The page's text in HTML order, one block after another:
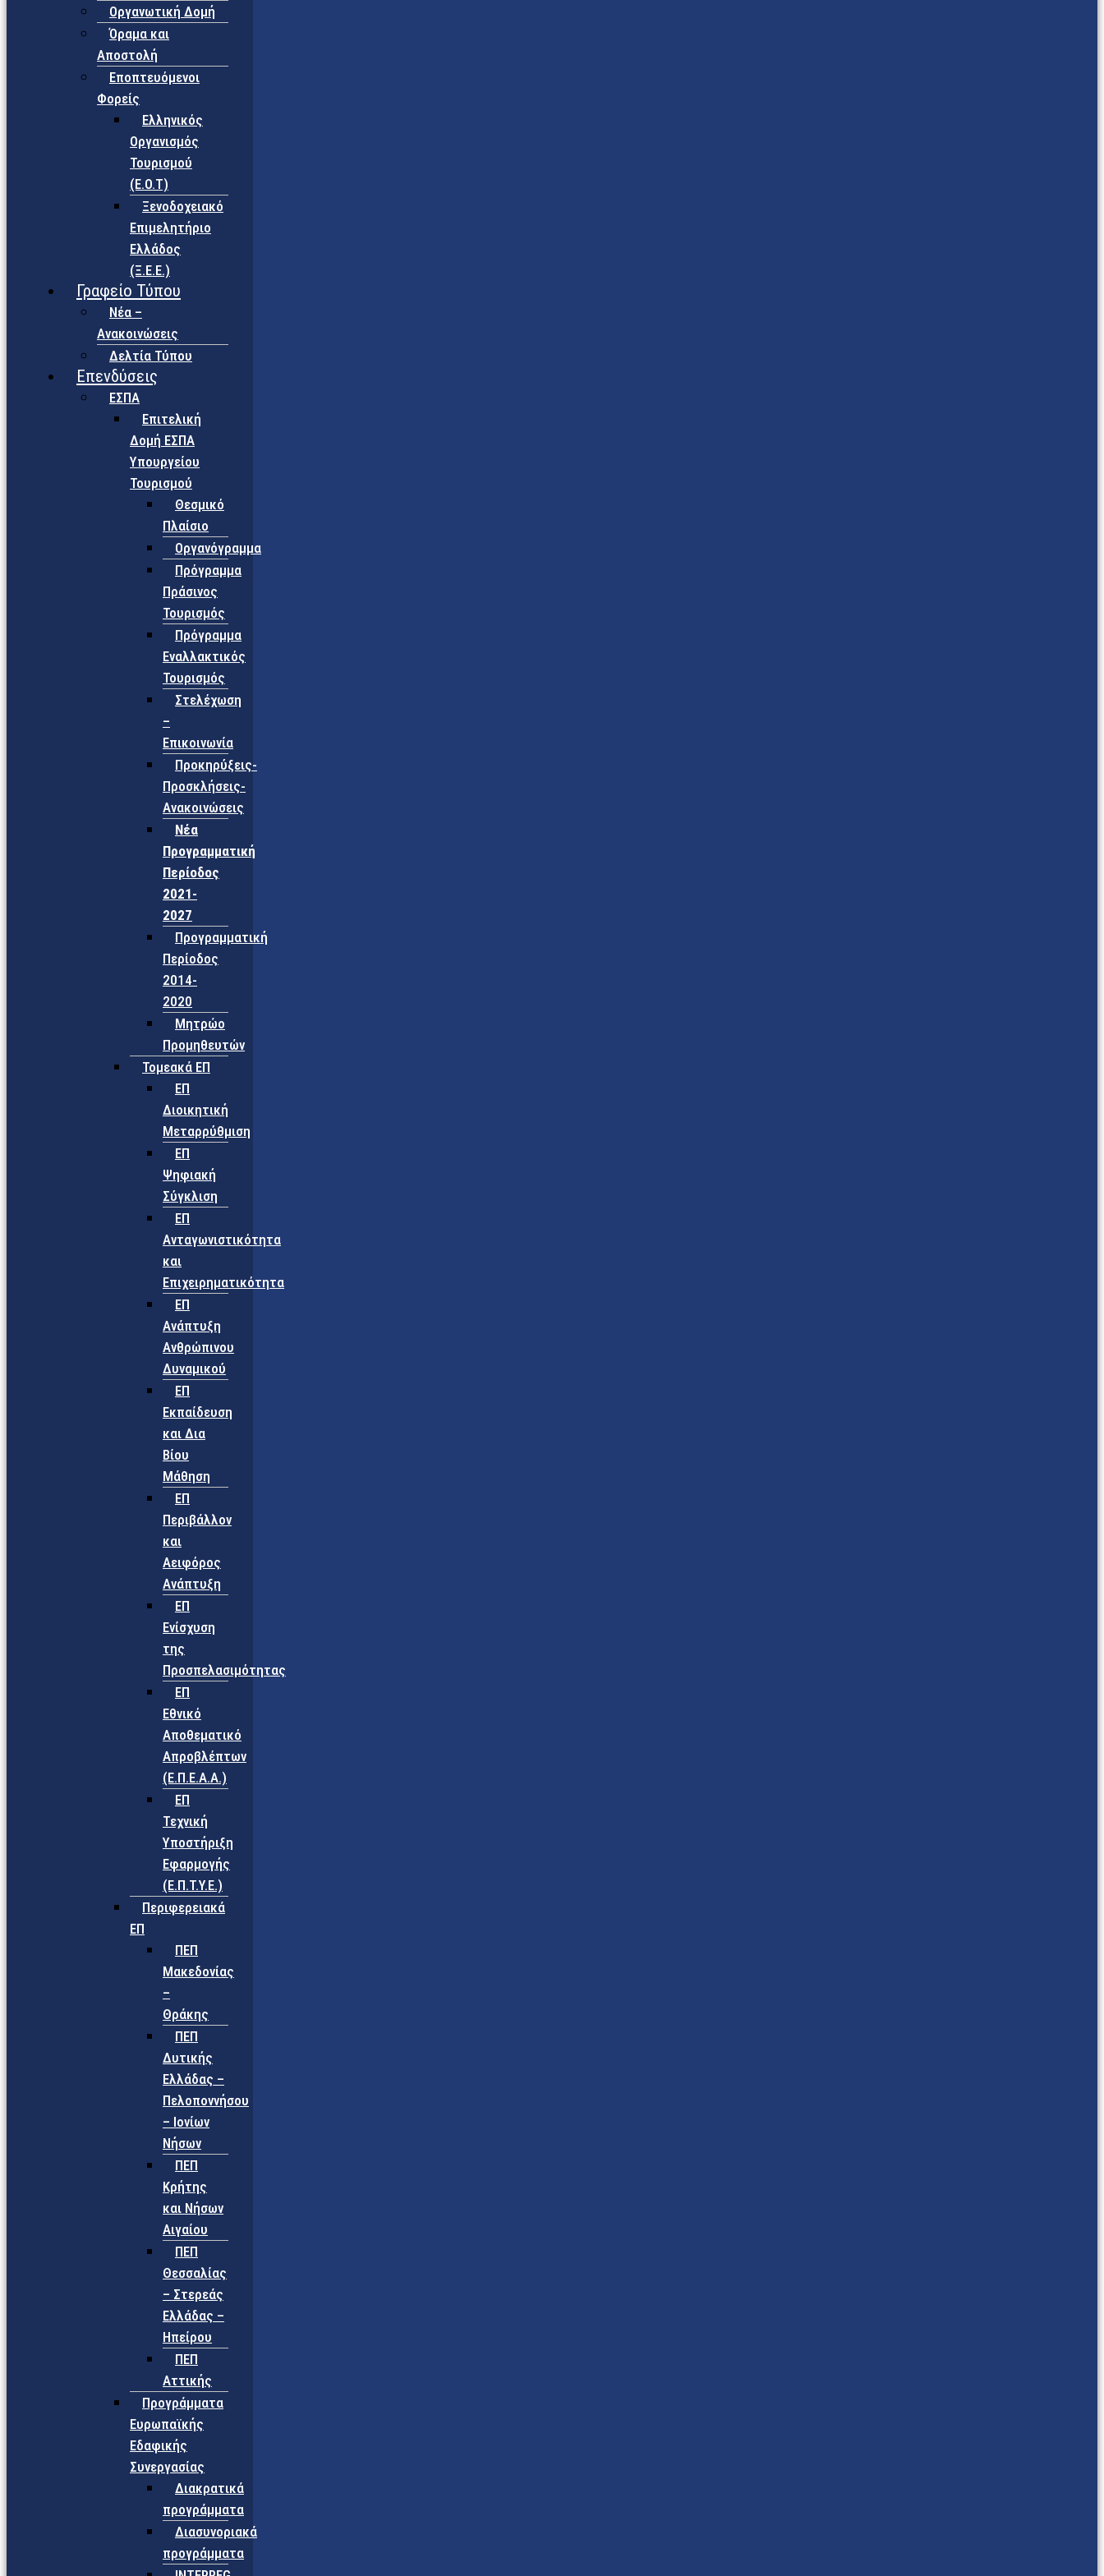
Οργανωτική Δομή
Όραμα και
Αποστολή
Εποπτευόμενοι
Φορείς
Eλληνικός
Οργανισμός
Τουρισμού
(Ε.Ο.Τ)
Ξενοδοχειακό
Επιμελητήριο
Ελλάδος
(Ξ.Ε.Ε.)
Γραφείο Τύπου
Νέα –
Ανακοινώσεις
Δελτία Τύπου
Επενδύσεις
ΕΣΠΑ
Επιτελική
Δομή ΕΣΠΑ
Υπουργείου
Τουρισμού
Θεσμικό
Πλαίσιο
Οργανόγραμμα
Πρόγραμμα
Πράσινος
Τουρισμός
Πρόγραμμα
Εναλλακτικός
Τουρισμός
Στελέχωση
–
Επικοινωνία
Προκηρύξεις-
Προσκλήσεις-
Ανακοινώσεις
Νέα
Προγραμματική
Περίοδος
2021-
2027
Προγραμματική
Περίοδος
2014-
2020
Μητρώο
Προμηθευτών
Τομεακά ΕΠ
ΕΠ
Διοικητική
Μεταρρύθμιση
ΕΠ
Ψηφιακή
Σύγκλιση
ΕΠ
Ανταγωνιστικότητα
και
Επιχειρηματικότητα
ΕΠ
Ανάπτυξη
Ανθρώπινου
Δυναμικού
ΕΠ
Εκπαίδευση
και Δια
Βίου
Μάθηση
ΕΠ
Περιβάλλον
και
Αειφόρος
Ανάπτυξη
ΕΠ
Ενίσχυση
της
Προσπελασιμότητας
ΕΠ
Εθνικό
Αποθεματικό
Απροβλέπτων
(Ε.Π.Ε.Α.Α.)
ΕΠ
Τεχνική
Υποστήριξη
Εφαρμογής
(Ε.Π.Τ.Υ.Ε.)
Περιφερειακά
ΕΠ
ΠΕΠ
Μακεδονίας
–
Θράκης
ΠΕΠ
Δυτικής
Ελλάδας –
Πελοποννήσου
– Ιονίων
Νήσων
ΠΕΠ
Κρήτης
και Νήσων
Αιγαίου
ΠΕΠ
Θεσσαλίας
– Στερεάς
Ελλάδας –
Ηπείρου
ΠΕΠ
Αττικής
Προγράμματα
Ευρωπαϊκής
Εδαφικής
Συνεργασίας
Διακρατικά
προγράμματα
Διασυνοριακά
προγράμματα